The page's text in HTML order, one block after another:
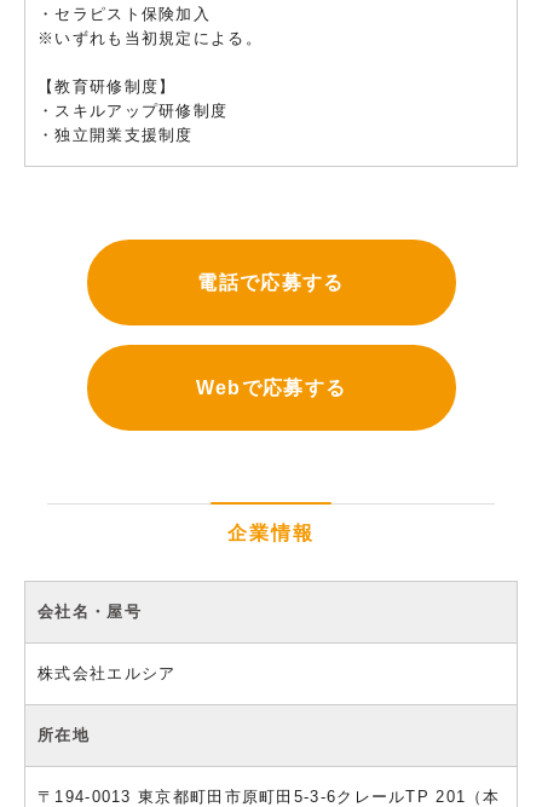
・セラピスト保険加入
※いずれも当初規定による。
【教育研修制度】
・スキルアップ研修制度
・独立開業支援制度
電話で応募する
Webで応募する
企業情報
会社名・屋号
株式会社エルシア
所在地
〒194-0013 東京都町田市原町田5-3-6クレールTP 201（本